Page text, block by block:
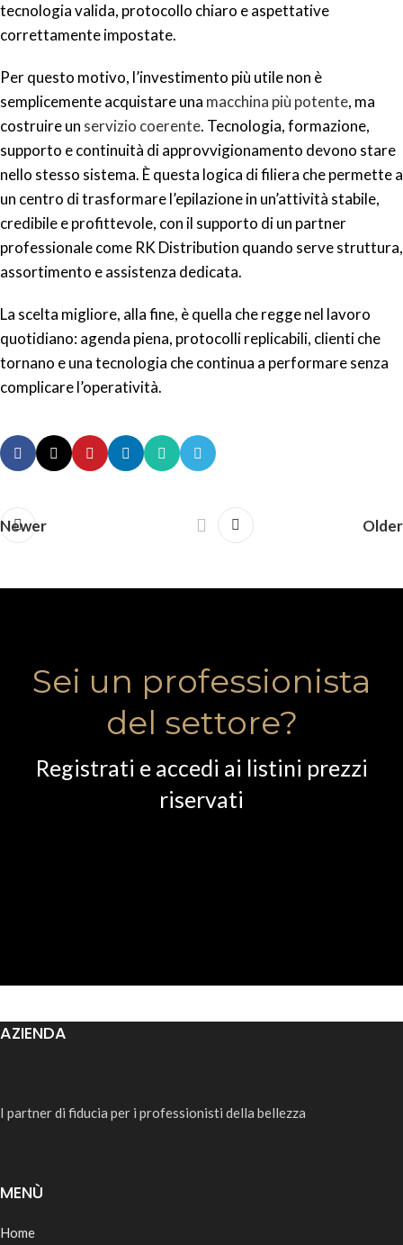
tecnologia valida, protocollo chiaro e aspettative
correttamente impostate.
Per questo motivo, l’investimento più utile non è
semplicemente acquistare una macchina più potente, ma
costruire un servizio coerente. Tecnologia, formazione,
supporto e continuità di approvvigionamento devono stare
nello stesso sistema. È questa logica di filiera che permette a
un centro di trasformare l’epilazione in un’attività stabile,
credibile e profittevole, con il supporto di un partner
professionale come RK Distribution quando serve struttura,
assortimento e assistenza dedicata.
La scelta migliore, alla fine, è quella che regge nel lavoro
quotidiano: agenda piena, protocolli replicabili, clienti che
tornano e una tecnologia che continua a performare senza
complicare l’operatività.
Newer Older
Sei un professionista
del settore?
Registrati e accedi ai listini prezzi
riservati
AZIENDA
I partner di fiducia per i professionisti della bellezza
MENÙ
Home